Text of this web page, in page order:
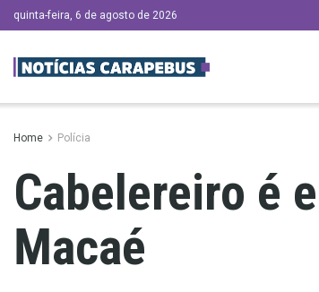
quinta-feira, 6 de agosto de 2026
Home Polícia
Cabelereiro é
Macaé